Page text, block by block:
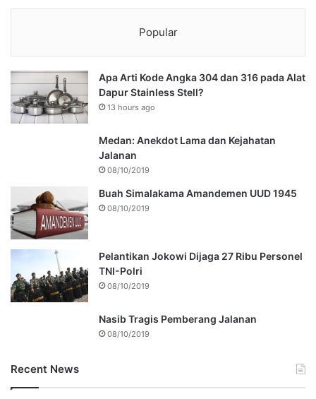
Popular
Apa Arti Kode Angka 304 dan 316 pada Alat
Dapur Stainless Stell?
13 hours ago
Medan: Anekdot Lama dan Kejahatan
Jalanan
08/10/2019
Buah Simalakama Amandemen UUD 1945
08/10/2019
Pelantikan Jokowi Dijaga 27 Ribu Personel
TNI-Polri
08/10/2019
Nasib Tragis Pemberang Jalanan
08/10/2019
Recent News